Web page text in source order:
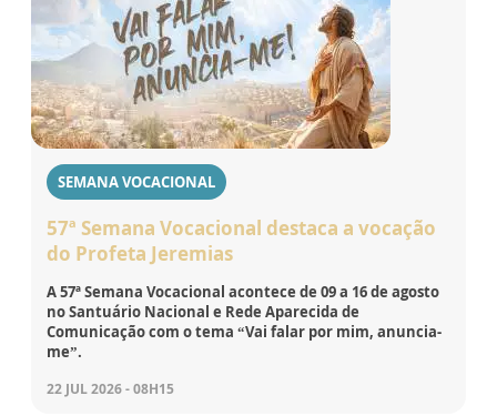
SEMANA VOCACIONAL
57ª Semana Vocacional destaca a vocação
do Profeta Jeremias
A 57ª Semana Vocacional acontece de 09 a 16 de agosto
no Santuário Nacional e Rede Aparecida de
Comunicação com o tema “Vai falar por mim, anuncia-
me”.
22 JUL 2026 - 08H15